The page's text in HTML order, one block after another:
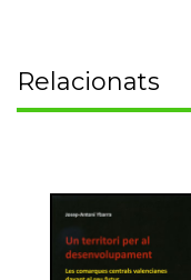
Relacionats